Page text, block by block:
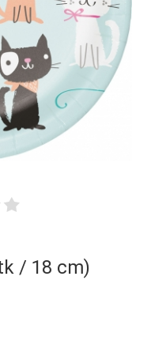
/ 18 cm)